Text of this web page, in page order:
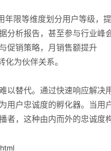
年限等维度划分用户等级，
分析报告，甚至参与行业峰
促销策略，月销售额提升
为伙伴关系。
以替代。通过快速响应解决
用户忠诚度的孵化器。当用
者，这种由内而外的忠诚度